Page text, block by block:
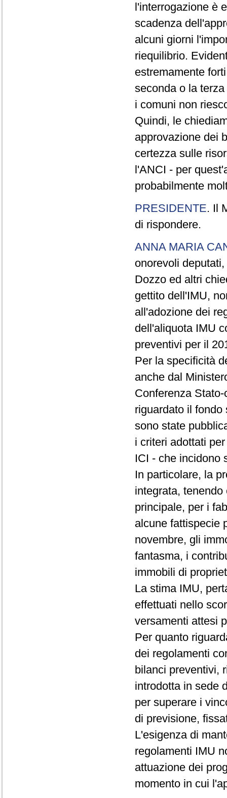
l'interrogazione è
scadenza
alcuni giorni
riequilibrio.
estremamente
seconda o la
i comuni non
Quindi, le
approvazione dei
certezza sulle
l'ANCI - per
probabilmente
PRESIDENTE. Il
di rispondere.
ANNA MARIA
onorevoli
Dozzo ed altri
gettito dell'IMU,
all'adozione dei
dell'aliquota IMU
preventivi per il
Per la specificità
anche dal
Conferenza
riguardato il
sono state
i criteri adottati
ICI - che incidono
In particolare, la
integrata,
principale, per i
alcune fattispecie
novembre, gli
fantasma, i
immobili di
La stima IMU,
effettuati nello
versamenti attesi
Per quanto
dei regolamenti
bilanci preventivi,
introdotta in sede
per superare i
di previsione,
L'esigenza di
regolamenti IMU
attuazione dei
momento in cui